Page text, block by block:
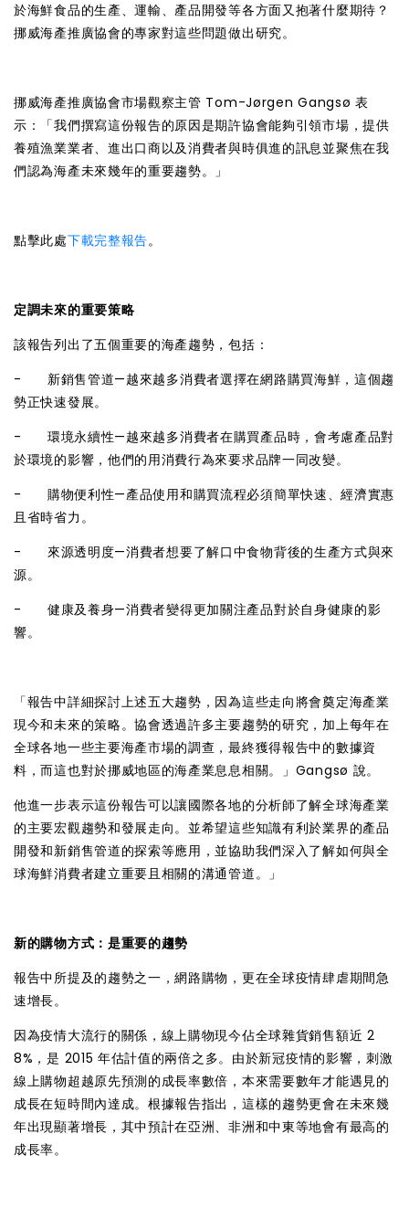
於海鮮食品的生產、運輸、產品開發等各方面又抱著什麼期待？
挪威海產推廣協會的專家對這些問題做出研究。
挪威海產推廣協會市場觀察主管 Tom-Jørgen Gangsø 表
示：「我們撰寫這份報告的原因是期許協會能夠引領市場，提供
養殖漁業業者、進出口商以及消費者與時俱進的訊息並聚焦在我
們認為海產未來幾年的重要趨勢。」
點擊此處下載完整報告。
定調未來的重要策略
該報告列出了五個重要的海產趨勢，包括：
- 新銷售管道—越來越多消費者選擇在網路購買海鮮，這個趨
勢正快速發展。
- 環境永續性—越來越多消費者在購買產品時，會考慮產品對
於環境的影響，他們的用消費行為來要求品牌一同改變。
- 購物便利性—產品使用和購買流程必須簡單快速、經濟實惠
且省時省力。
- 來源透明度—消費者想要了解口中食物背後的生產方式與來
源。
- 健康及養身—消費者變得更加關注產品對於自身健康的影
響。
「報告中詳細探討上述五大趨勢，因為這些走向將會奠定海產業
現今和未來的策略。協會透過許多主要趨勢的研究，加上每年在
全球各地一些主要海產市場的調查，最終獲得報告中的數據資
料，而這也對於挪威地區的海產業息息相關。」Gangsø 說。
他進一步表示這份報告可以讓國際各地的分析師了解全球海產業
的主要宏觀趨勢和發展走向。並希望這些知識有利於業界的產品
開發和新銷售管道的探索等應用，並協助我們深入了解如何與全
球海鮮消費者建立重要且相關的溝通管道。」
新的購物方式：是重要的趨勢
報告中所提及的趨勢之一，網路購物，更在全球疫情肆虐期間急
速增長。
因為疫情大流行的關係，線上購物現今佔全球雜貨銷售額近 2
8%，是 2015 年估計值的兩倍之多。由於新冠疫情的影響，刺激
線上購物超越原先預測的成長率數倍，本來需要數年才能遇見的
成長在短時間內達成。根據報告指出，這樣的趨勢更會在未來幾
年出現顯著增長，其中預計在亞洲、非洲和中東等地會有最高的
成長率。